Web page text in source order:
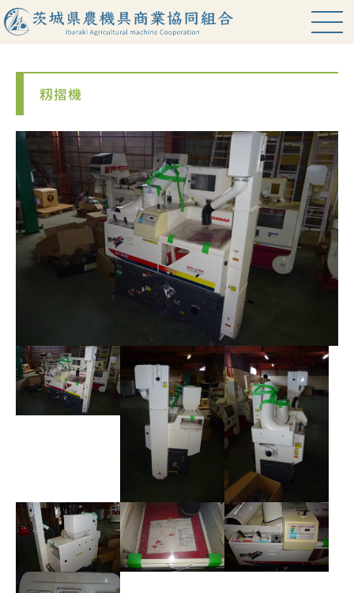
HOME お知らせ
中古農機情報 組合案内
組合員紹介 役職員名簿
アクセス 関連サイト
プライバシーポリシー
会員専用ページ
お問合わせ
籾摺機